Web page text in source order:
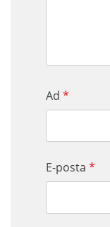
Ad *
E-posta *